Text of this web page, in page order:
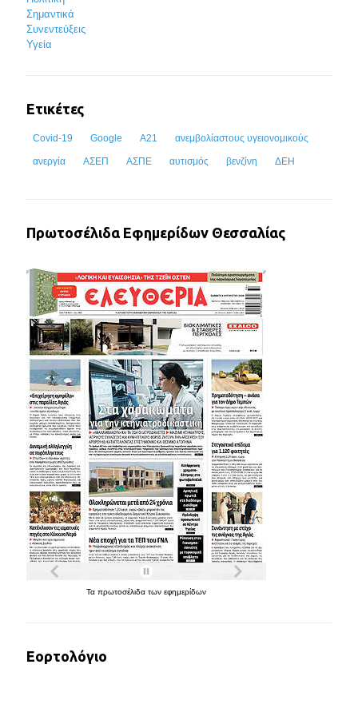
Σημαντικά
Συνεντεύξεις
Υγεία
Ετικέτες
Covid-19 Google Α21 ανεμβολίαστους υγειονομικούς
ανεργία ΑΣΕΠ ΑΣΠΕ αυτισμός βενζίνη ΔΕΗ
Πρωτοσέλιδα Εφημερίδων Θεσσαλίας
Τα πρωτοσέλιδα των εφημερίδων
Εορτολόγιο